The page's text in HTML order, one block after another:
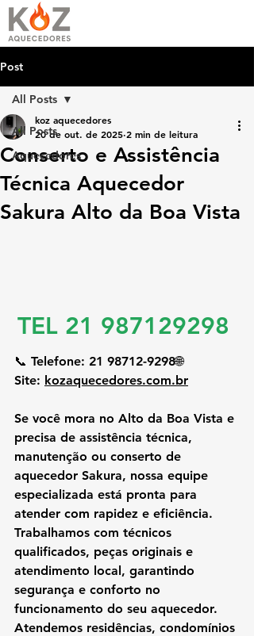
Post
All Posts
Aquecedores
All Posts
Conserto e Assistência
Técnica Aquecedor
Sakura Alto da Boa Vista
koz aquecedores
20 de out. de 2025 2 min de leitura
TEL 21 987129298
📞 Telefone: 21 98712-9298🌐
Site: kozaquecedores.com.br
Se você mora no Alto da Boa Vista e
precisa de assistência técnica,
manutenção ou conserto de
aquecedor Sakura, nossa equipe
especializada está pronta para
atender com rapidez e eficiência.
Trabalhamos com técnicos
qualificados, peças originais e
atendimento local, garantindo
segurança e conforto no
funcionamento do seu aquecedor.
Atendemos residências, condomínios